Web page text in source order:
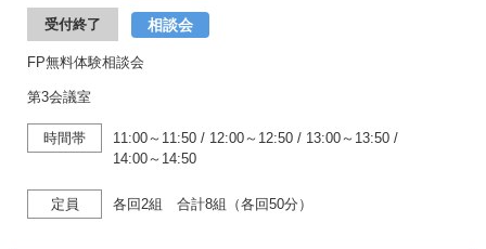
受付終了 相談会
FP無料体験相談会
第3会議室
時間帯 11:00～11:50 / 12:00～12:50 / 13:00～13:50 /
14:00～14:50
定員 各回2組 合計8組（各回50分）